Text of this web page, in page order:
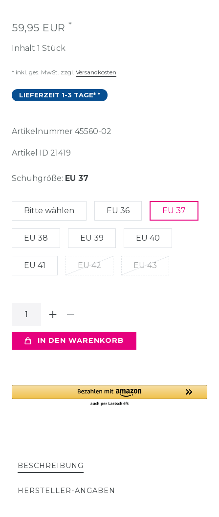
59,95 EUR *
Inhalt 1 Stück
* inkl. ges. MwSt. zzgl. Versandkosten
LIEFERZEIT 1-3 TAGE* *
Artikelnummer 45560-02
Artikel ID 21419
Schuhgröße: EU 37
Bitte wählen EU 36 EU 37
EU 38 EU 39 EU 40
EU 41 EU 42 EU 43
IN DEN WARENKORB
BESCHREIBUNG
HERSTELLER-ANGABEN